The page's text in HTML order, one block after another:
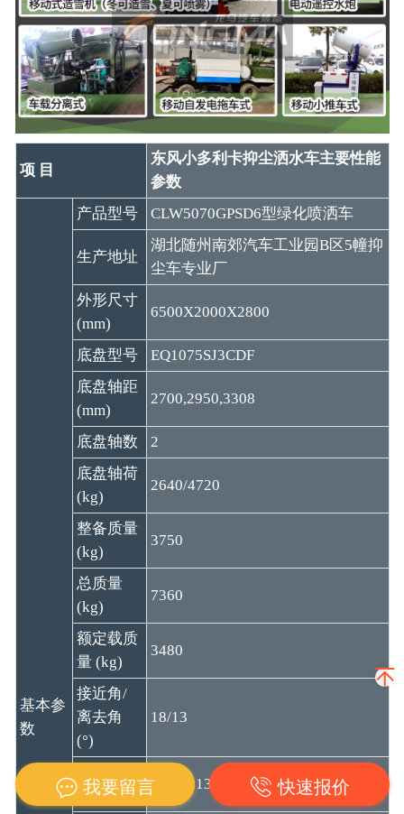
项 目
东风小多利卡抑尘洒水车主要性能
参数
基本参
数
产品型号 CLW5070GPSD6型绿化喷洒车
生产地址
湖北随州南郊汽车工业园B区5幢抑
尘车专业厂
外形尺寸
(mm)
6500X2000X2800
底盘型号
EQ1075SJ3CDF
底盘轴距
(mm)
2700,2950,3308
底盘轴数
2
底盘轴荷
(kg)
2640/4720
整备质量
(kg)
3750
总质量
(kg)
7360
额定载质
量 (kg)
3480
接近角/
离去角
(°)
18/13
悬 (mm)
1055/2137
我要留言 快速报价